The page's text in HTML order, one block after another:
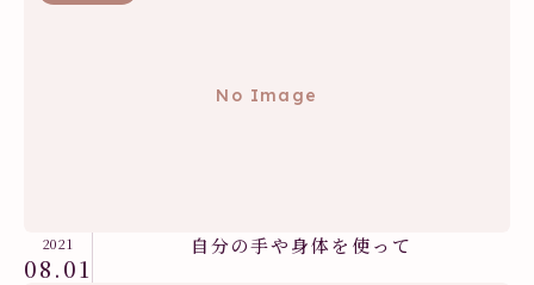
No Image
2021
08.01
自分の手や身体を使って